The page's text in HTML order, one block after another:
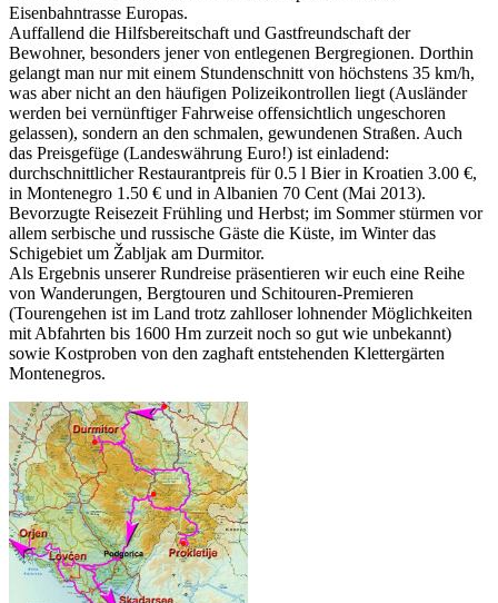
Eisenbahntrasse Europas.
Auffallend die Hilfsbereitschaft und Gastfreundschaft der
Bewohner, besonders jener von entlegenen Bergregionen. Dorthin
gelangt man nur mit einem Stundenschnitt von höchstens 35 km/h,
was aber nicht an den häufigen Polizeikontrollen liegt (Ausländer
werden bei vernünftiger Fahrweise offensichtlich ungeschoren
gelassen), sondern an den schmalen, gewundenen Straßen. Auch
das Preisgefüge (Landeswährung Euro!) ist einladend:
durchschnittlicher Restaurantpreis für 0.5 l Bier in Kroatien 3.00 €,
in Montenegro 1.50 € und in Albanien 70 Cent (Mai 2013).
Bevorzugte Reisezeit Frühling und Herbst; im Sommer stürmen vor
allem serbische und russische Gäste die Küste, im Winter das
Schigebiet um Žabljak am Durmitor.
Als Ergebnis unserer Rundreise präsentieren wir euch eine Reihe
von Wanderungen, Bergtouren und Schitouren-Premieren
(Tourengehen ist im Land trotz zahlloser lohnender Möglichkeiten
mit Abfahrten bis 1600 Hm zurzeit noch so gut wie unbekannt)
sowie Kostproben von den zaghaft entstehenden Klettergärten
Montenegros.